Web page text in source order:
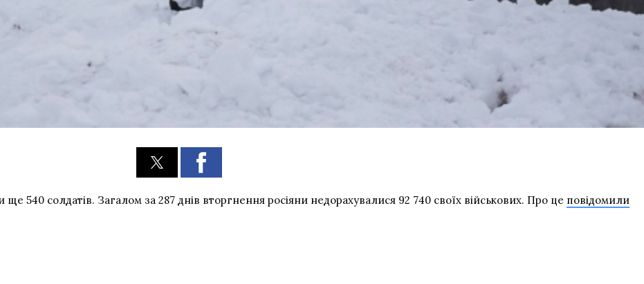
540 солдатів. Загалом за 287 днів вторгнення росіяни недорахувалися 92 740 своїх військових. Про це повідомили